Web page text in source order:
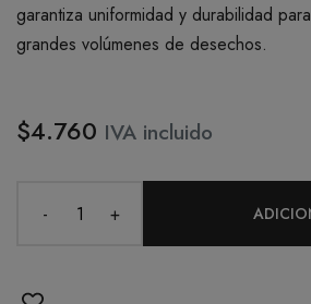
garantiza uniformidad y durabilidad
grandes volúmenes de desechos.
$4.760 IVA incluido
- +